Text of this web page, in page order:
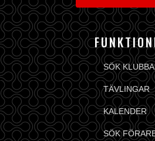
SÖK
TÄVLINGAR
KALENDER
SÖK